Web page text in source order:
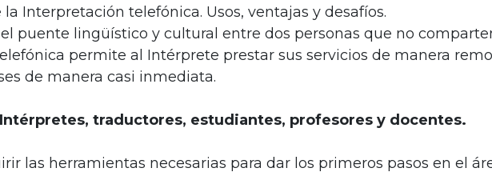
Interpretación telefónica. Usos, ventajas y desafíos.
puente lingüístico y cultural entre dos personas que no
permite al Intérprete prestar sus servicios de manera
de manera casi inmediata.
traductores, estudiantes, profesores y docentes.
las herramientas necesarias para dar los primeros pasos en el